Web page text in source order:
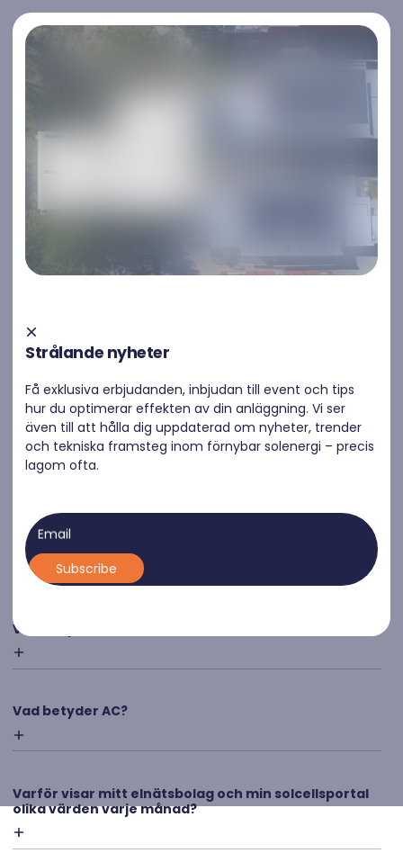
Kontakta oss
Kontakta oss
Vanliga frågor
Batteri
Vad står kW för?
Vad står kWp för?
Vad står kWh för?
Vad betyder DC?
Vad betyder AC?
Varför visar mitt elnätsbolag och min solcellsportal
olika värden varje månad?
Strålande nyheter
Få exklusiva erbjudanden, inbjudan till event och tips
hur du optimerar effekten av din anläggning. Vi ser
även till att hålla dig uppdaterad om nyheter, trender
och tekniska framsteg inom förnybar solenergi – precis
lagom ofta.
Email